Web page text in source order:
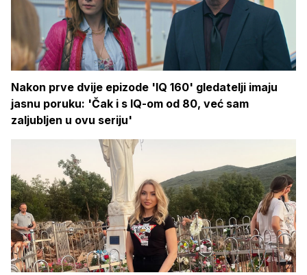
Nakon prve dvije epizode 'IQ 160' gledatelji imaju
jasnu poruku: 'Čak i s IQ-om od 80, već sam
zaljubljen u ovu seriju'